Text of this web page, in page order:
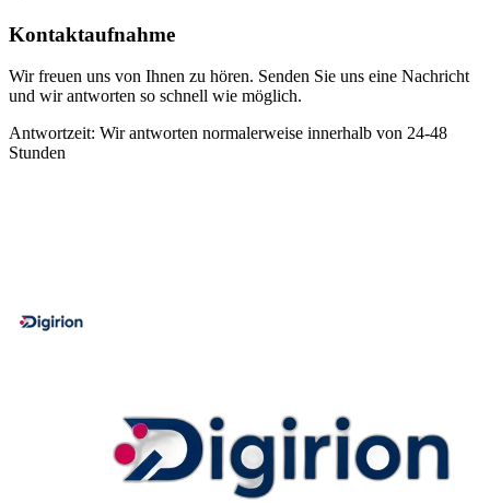
Kontaktaufnahme
Wir freuen uns von Ihnen zu hören. Senden Sie uns eine Nachricht
und wir antworten so schnell wie möglich.
Antwortzeit: Wir antworten normalerweise innerhalb von 24-48
Stunden